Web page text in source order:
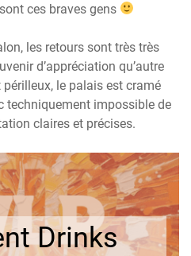
ces braves gens
les retours sont très très
d’appréciation qu’autre
périlleux, le palais est cramé
techniquement impossible de
claires et précises.
Drinks